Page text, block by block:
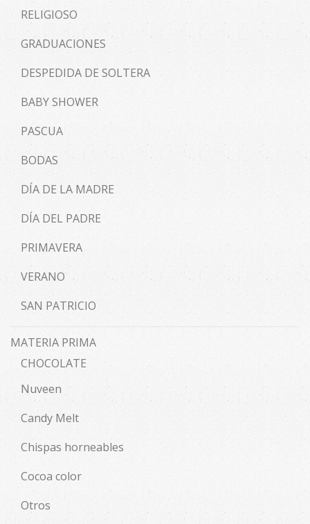
RELIGIOSO
GRADUACIONES
DESPEDIDA DE SOLTERA
BABY SHOWER
PASCUA
BODAS
DÍA DE LA MADRE
DÍA DEL PADRE
PRIMAVERA
VERANO
SAN PATRICIO
MATERIA PRIMA
CHOCOLATE
Nuveen
Candy Melt
Chispas horneables
Cocoa color
Otros